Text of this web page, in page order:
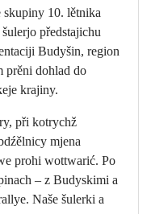
skupiny 10. lětnika
předstajichu
Budyšin, region
prěni dohlad do
krajiny.
při kotrychž
mjena
prohi wottwarić. Po
– z Budyskimi a
Naše šulerki a